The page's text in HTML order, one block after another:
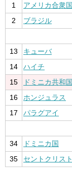
1
アメリカ合衆国
2
ブラジル
13
キューバ
14
ハイチ
15
ドミニカ共和国
16
ホンジュラス
17
パラグアイ
34
ドミニカ国
35
セントクリス